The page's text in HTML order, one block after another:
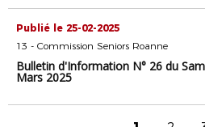
Publié le 25-02-2025
13 - Commission Seniors Roanne
Bulletin d'Information N° 26 du
Mars 2025